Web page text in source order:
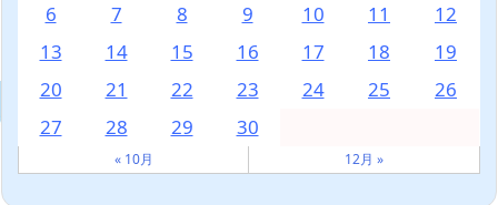
6
7 8 9 10 11
12
13
14 15 16 17 18
19
20
21 22 23 24 25
26
27
28 29 30
« 10月 12月 »